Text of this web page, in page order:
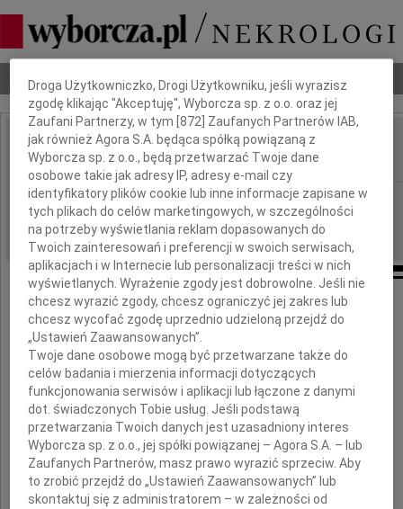
Nekrologi Odeszli Poradnik pogrzebowy
IMIĘ I NAZWISKO: Marian Nawrocki
REGION: Opole
DATA EMISJI: 23.01.2010
Pani
Jolancie Początko
wyrazy głębokiego współczucia
z powodu śmierci
Ojca
Dbamy o Twoją prywatność
Droga Użytkowniczko, Drogi Użytkowniku, jeśli wyrazisz
zgodę klikając "Akceptuję", Wyborcza sp. z o.o. oraz jej
Zaufani Partnerzy, w tym [872 ] Zaufanych Partnerów IAB,
jak również Agora S.A. będąca spółką powiązaną z
Wyborcza sp. z o.o., będą przetwarzać Twoje dane
osobowe takie jak adresy IP, adresy e-mail czy
identyfikatory plików cookie lub inne informacje zapisane w
tych plikach do celów marketingowych, w szczególności
na potrzeby wyświetlania reklam dopasowanych do
Twoich zainteresowań i preferencji w swoich serwisach,
aplikacjach i w Internecie lub personalizacji treści w nich
wyświetlanych. Wyrażenie zgody jest dobrowolne. Jeśli nie
chcesz wyrazić zgody, chcesz ograniczyć jej zakres lub
chcesz wycofać zgodę uprzednio udzieloną przejdź do
„Ustawień Zaawansowanych”.
Twoje dane osobowe mogą być przetwarzane także do
celów badania i mierzenia informacji dotyczących
funkcjonowania serwisów i aplikacji lub łączone z danymi
dot. świadczonych Tobie usług. Jeśli podstawą
przetwarzania Twoich danych jest uzasadniony interes
Wyborcza sp. z o.o., jej spółki powiązanej – Agora S.A. – lub
Zaufanych Partnerów, masz prawo wyrazić sprzeciw. Aby
to zrobić przejdź do „Ustawień Zaawansowanych” lub
skontaktuj się z administratorem – w zależności od